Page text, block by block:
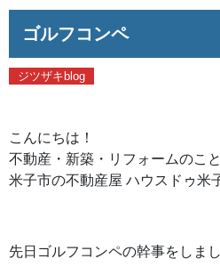
ゴルフコンペ
ジツザキblog
こんにちは！
不動産・新築・リフォームのこ
米子市の不動産屋 ハウスドゥ米
先日ゴルフコンペの幹事をしまし